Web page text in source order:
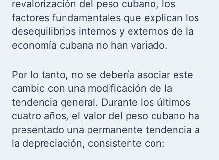
revalorización del peso cubano, los
factores fundamentales que explican los
desequilibrios internos y externos de la
economía cubana no han variado.
Por lo tanto, no se debería asociar este
cambio con una modificación de la
tendencia general. Durante los últimos
cuatro años, el valor del peso cubano ha
presentado una permanente tendencia a
la depreciación, consistente con: